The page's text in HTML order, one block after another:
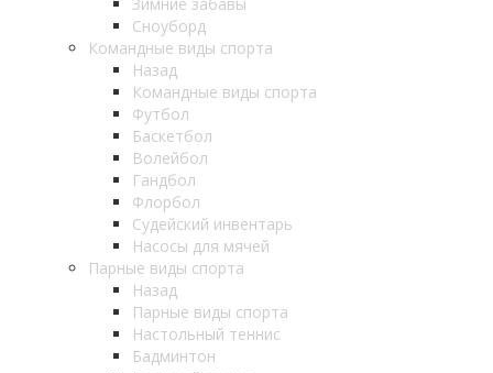
Сноуборд
Командные виды спорта
Назад
Командные виды спорта
Футбол
Баскетбол
Волейбол
Гандбол
Флорбол
Судейский инвентарь
Насосы для мячей
Парные виды спорта
Назад
Парные виды спорта
Настольный теннис
Бадминтон